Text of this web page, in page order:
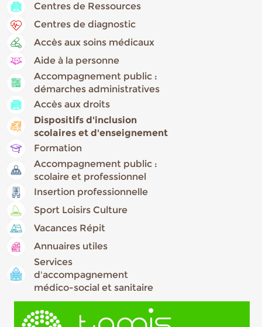
Centres de Ressources
Centres de diagnostic
Accès aux soins médicaux
Aide à la personne
Accompagnement public :
démarches administratives
Accès aux droits
Dispositifs d'inclusion
scolaires et d'enseignement
Formation
Accompagnement public :
scolaire et professionnel
Insertion professionnelle
Sport Loisirs Culture
Vacances Répit
Annuaires utiles
Services
d'accompagnement
médico-social et sanitaire